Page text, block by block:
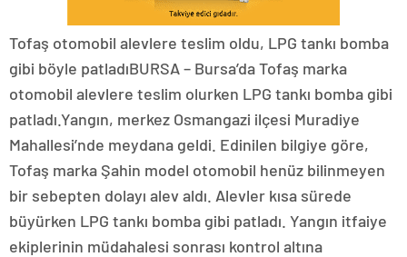
Tofaş otomobil alevlere teslim oldu, LPG tankı bomba
gibi böyle patladıBURSA – Bursa’da Tofaş marka
otomobil alevlere teslim olurken LPG tankı bomba gibi
patladı.Yangın, merkez Osmangazi ilçesi Muradiye
Mahallesi’nde meydana geldi. Edinilen bilgiye göre,
Tofaş marka Şahin model otomobil henüz bilinmeyen
bir sebepten dolayı alev aldı. Alevler kısa sürede
büyürken LPG tankı bomba gibi patladı. Yangın itfaiye
ekiplerinin müdahalesi sonrası kontrol altına